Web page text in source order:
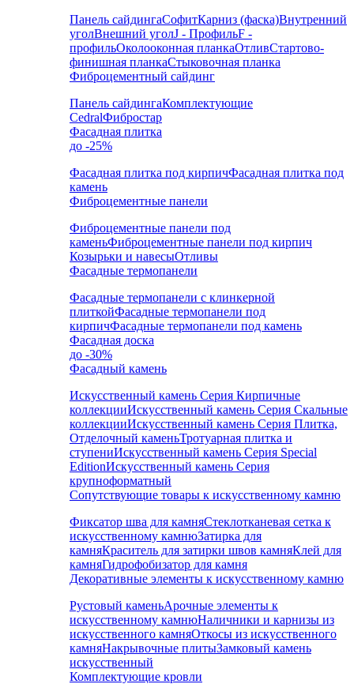
Панель сайдингаСофитКарниз (фаска)Внутренний
уголВнешний уголJ - ПрофильF -
профильОколооконная планкаОтливСтартово-
финишная планкаСтыковочная планка
Фиброцементный сайдинг
Панель сайдингаКомплектующие
CedralФибростар
Фасадная плитка
до -25%
Фасадная плитка под кирпичФасадная плитка под
камень
Фиброцементные панели
Фиброцементные панели под
каменьФиброцементные панели под кирпич
Козырьки и навесыОтливы
Фасадные термопанели
Фасадные термопанели с клинкерной
плиткойФасадные термопанели под
кирпичФасадные термопанели под камень
Фасадная доска
до -30%
Фасадный камень
Искусственный камень Серия Кирпичные
коллекцииИскусственный камень Серия Скальные
коллекцииИскусственный камень Серия Плитка,
Отделочный каменьТротуарная плитка и
ступениИскусственный камень Серия Special
EditionИскусственный камень Серия
крупноформатный
Сопутствующие товары к искусственному камню
Фиксатор шва для камняСтеклотканевая сетка к
искусственному камнюЗатирка для
камняКраситель для затирки швов камняКлей для
камняГидрофобизатор для камня
Декоративные элементы к искусственному камню
Рустовый каменьАрочные элементы к
искусственному камнюНаличники и карнизы из
искусственного камняОткосы из искусственного
камняНакрывочные плитыЗамковый камень
искусственный
Комплектующие кровли